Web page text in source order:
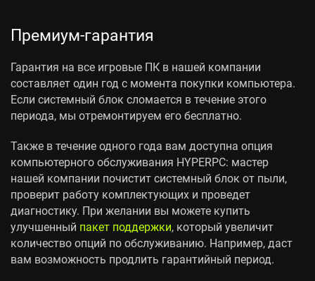
Премиум-гарантия
Гарантия на все игровые ПК в нашей компании
составляет один год с момента покупки компьютера.
Если системный блок сломается в течение этого
периода, мы отремонтируем его бесплатно.
Также в течение одного года вам доступна опция
компьютерного обслуживания HYPERPC: мастер
нашей компании почистит системный блок от пыли,
проверит работу комплектующих и проведет
диагностику. При желании вы можете купить
улучшенный пакет поддержки, который увеличит
количество опций по обслуживанию. Например, даст
вам возможность продлить гарантийный период.